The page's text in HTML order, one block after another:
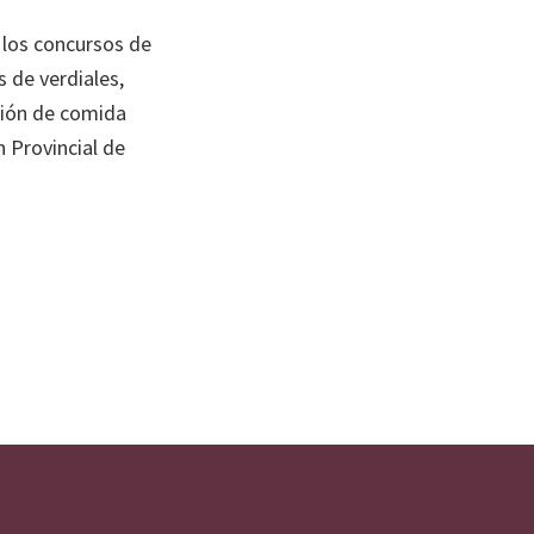
concursos de
de verdiales,
de comida
Provincial de